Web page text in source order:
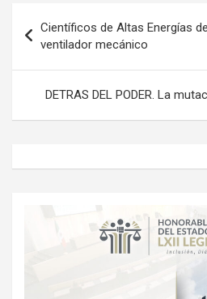
de
entradas
Científicos de Altas Energías
ventilador mecánico
DETRAS DEL PODER. La